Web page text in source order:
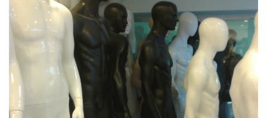
PLASTIK ÇEKMECELI AVADANLIK
BANKO&VITRIN
CAMLI VITRIN BANKOLARI
AKSESUARLAR